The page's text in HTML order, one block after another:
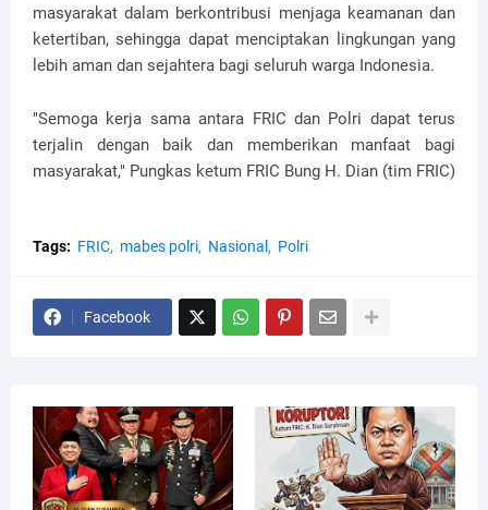
masyarakat dalam berkontribusi menjaga keamanan dan
ketertiban, sehingga dapat menciptakan lingkungan yang
lebih aman dan sejahtera bagi seluruh warga Indonesia.
"Semoga kerja sama antara FRIC dan Polri dapat terus
terjalin dengan baik dan memberikan manfaat bagi
masyarakat," Pungkas ketum FRIC Bung H. Dian (tim FRIC)
Tags: FRIC mabes polri Nasional Polri
Facebook